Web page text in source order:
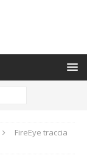
FireEye traccia